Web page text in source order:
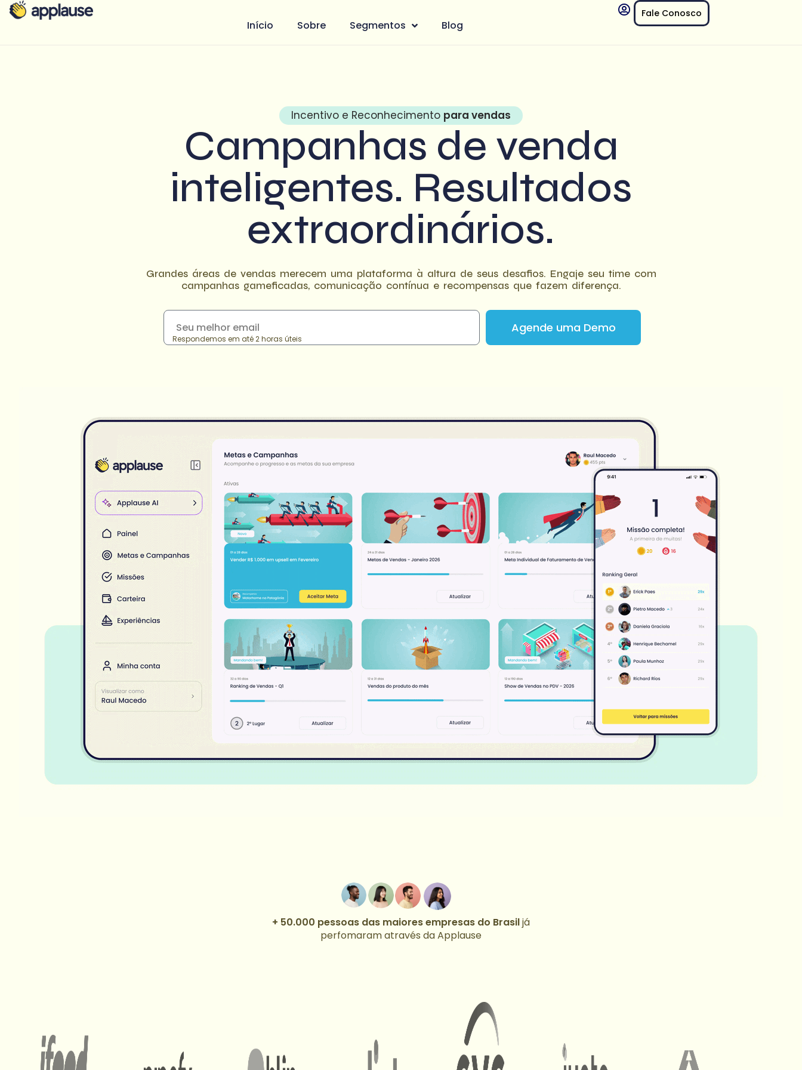
Início Sobre Segmentos Blog
Fale Conosco
Incentivo e Reconhecimento para vendas
Campanhas de venda
inteligentes. Resultados
extraordinários.
Grandes áreas de vendas merecem uma plataforma à altura de seus desafios. Engaje seu time com
campanhas gameficadas, comunicação contínua e recompensas que fazem diferença.
Agende uma Demo
Respondemos em até 2 horas úteis
+ 50.000 pessoas das maiores empresas do Brasiljá
perfomaram através da Applause